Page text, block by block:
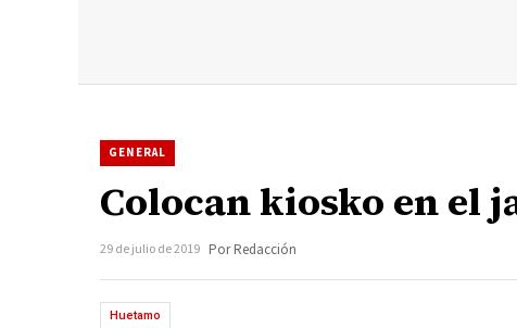
GENERAL
Colocan kiosko en el
29 de julio de 2019 Por Redacción
Huetamo